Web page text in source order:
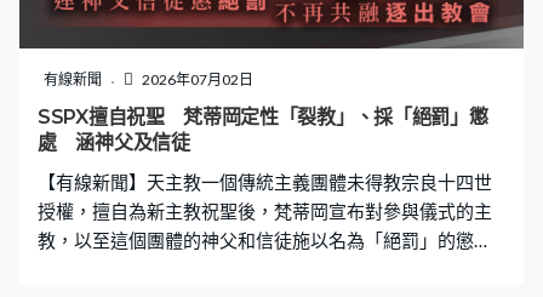
媽媽身上並點火。狗媽媽在烈火中痛苦奔跑並發出淒厲慘
叫，而圍觀的男童不但毫無憐憫之心，反而興高采烈地用
手機拍片，更在現場高呼「炒狗！好香啊！怎麼那麼香
啊！」整個過程極為殘忍，畫面觸目驚心。 網傳家長道
歉 4童送專門學校 影片隨後在網絡流傳，引起大批網民
道歉對話截圖，該名家長承認孩子的行為令人
有線新聞 2026年07月02日
SSPX擅自祝聖 梵蒂岡定性「裂教」、採「絕罰」懲
處 涵神父及信徒
【有線新聞】天主教一個傳統主義團體未得教宗良十四世
授權，擅自為新主教祝聖後，梵蒂岡宣布對參與儀式的主
教，以至這個團體的神父和信徒施以名為「絕罰」的懲